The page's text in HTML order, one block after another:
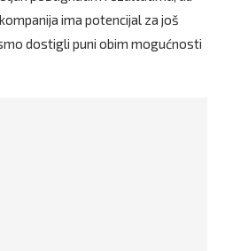
ima potencijal za još
dostigli puni obim mogućnosti